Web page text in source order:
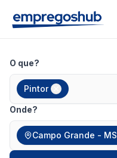
O que?
Pintor
Onde?
Campo Grande - MS